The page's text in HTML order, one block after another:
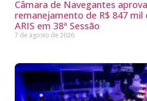
Câmara de Navegantes aprova
remanejamento de R$ 847 mil
ARIS em 38ª Sessão
7 de agosto de 2026